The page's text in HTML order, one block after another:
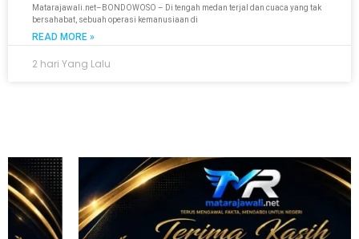
Matarajawali.net–BONDOWOSO – Di tengah medan terjal dan cuaca yang tak
bersahabat, sebuah operasi kemanusiaan di
READ MORE »
2 hari Yang Lalu